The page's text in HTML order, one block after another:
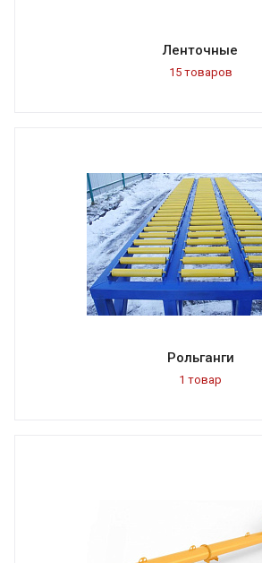
Ленточные
15 товаров
Рольганги
1 товар